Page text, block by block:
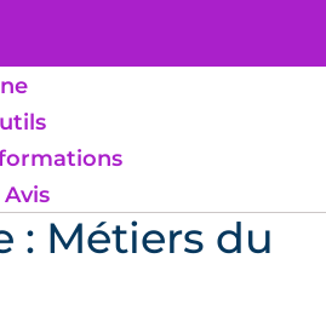
: Métiers du